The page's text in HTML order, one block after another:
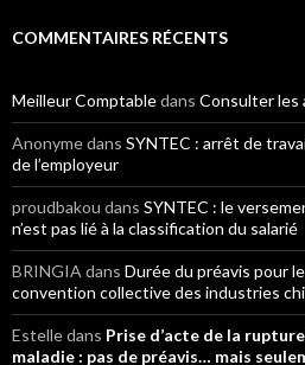
COMMENTAIRES RÉCENTS
Meilleur Comptabledans Consulter les
Anonymedans SYNTEC : arrêt de
de l’employeur
proudbakou dans SYNTEC : le
n’est pas lié à la classification du salarié
BRINGIA dans Durée du préavis pour
convention collective des industries
Estelledans Prise d’acte de la
maladie : pas de préavis… mais